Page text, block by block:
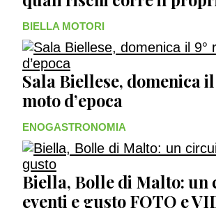
BIELLA MOTORI
Sala Biellese, domenica
moto d’epoca
ENOGASTRONOMIA
Biella, Bolle di Malto:
eventi e gusto FOTO e